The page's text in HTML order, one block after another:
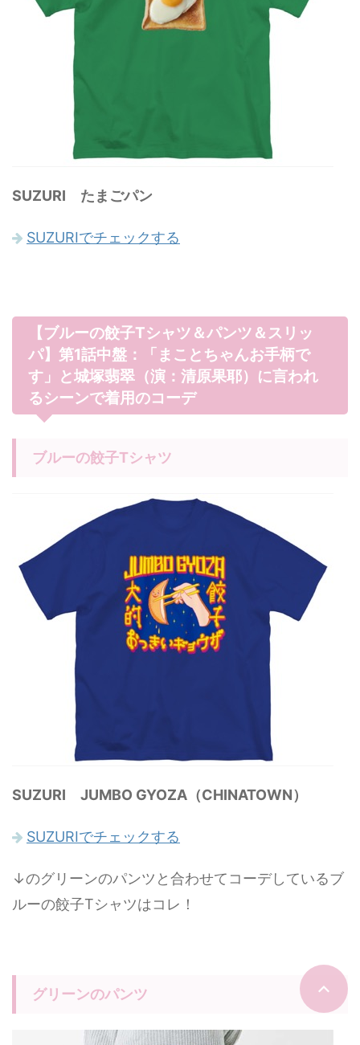
SUZURI たまごパン
SUZURIでチェックする
【ブルーの餃子Tシャツ＆パンツ＆スリッ
パ】第1話中盤：「まことちゃんお手柄で
す」と城塚翡翠（演：清原果耶）に言われ
るシーンで着用のコーデ
ブルーの餃子Tシャツ
SUZURI JUMBO GYOZA（CHINATOWN）
SUZURIでチェックする
↓のグリーンのパンツと合わせてコーデしているブ
ルーの餃子Tシャツはコレ！
グリーンのパンツ